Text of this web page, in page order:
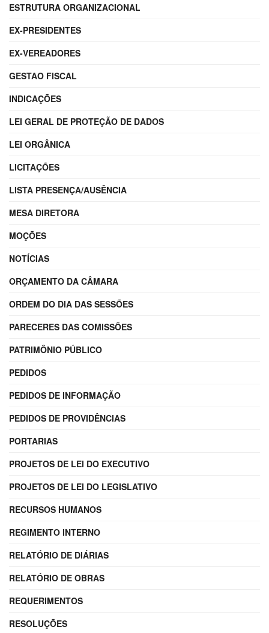
ESTRUTURA ORGANIZACIONAL
EX-PRESIDENTES
EX-VEREADORES
GESTAO FISCAL
INDICAÇÕES
LEI GERAL DE PROTEÇÃO DE DADOS
LEI ORGÂNICA
LICITAÇÕES
LISTA PRESENÇA/AUSÊNCIA
MESA DIRETORA
MOÇÕES
NOTÍCIAS
ORÇAMENTO DA CÂMARA
ORDEM DO DIA DAS SESSÕES
PARECERES DAS COMISSÕES
PATRIMÔNIO PÚBLICO
PEDIDOS
PEDIDOS DE INFORMAÇÃO
PEDIDOS DE PROVIDÊNCIAS
PORTARIAS
PROJETOS DE LEI DO EXECUTIVO
PROJETOS DE LEI DO LEGISLATIVO
RECURSOS HUMANOS
REGIMENTO INTERNO
RELATÓRIO DE DIÁRIAS
RELATÓRIO DE OBRAS
REQUERIMENTOS
RESOLUÇÕES